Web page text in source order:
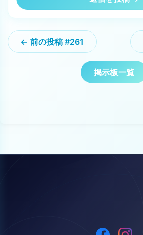
← 前の投稿 #261
掲示板一覧